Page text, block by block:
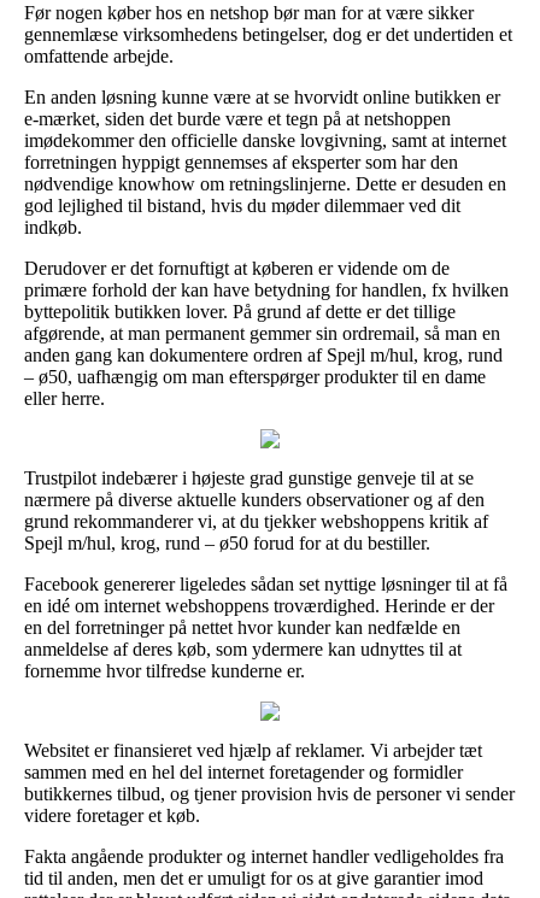
Før nogen køber hos en netshop bør man for at være sikker
gennemlæse virksomhedens betingelser, dog er det undertiden et
omfattende arbejde.
En anden løsning kunne være at se hvorvidt online butikken er
e-mærket, siden det burde være et tegn på at netshoppen
imødekommer den officielle danske lovgivning, samt at internet
forretningen hyppigt gennemses af eksperter som har den
nødvendige knowhow om retningslinjerne. Dette er desuden en
god lejlighed til bistand, hvis du møder dilemmaer ved dit
indkøb.
Derudover er det fornuftigt at køberen er vidende om de
primære forhold der kan have betydning for handlen, fx hvilken
byttepolitik butikken lover. På grund af dette er det tillige
afgørende, at man permanent gemmer sin ordremail, så man en
anden gang kan dokumentere ordren af Spejl m/hul, krog, rund
– ø50, uafhængig om man efterspørger produkter til en dame
eller herre.
Trustpilot indebærer i højeste grad gunstige genveje til at se
nærmere på diverse aktuelle kunders observationer og af den
grund rekommanderer vi, at du tjekker webshoppens kritik af
Spejl m/hul, krog, rund – ø50 forud for at du bestiller.
Facebook genererer ligeledes sådan set nyttige løsninger til at få
en idé om internet webshoppens troværdighed. Herinde er der
en del forretninger på nettet hvor kunder kan nedfælde en
anmeldelse af deres køb, som ydermere kan udnyttes til at
fornemme hvor tilfredse kunderne er.
Websitet er finansieret ved hjælp af reklamer. Vi arbejder tæt
sammen med en hel del internet foretagender og formidler
butikkernes tilbud, og tjener provision hvis de personer vi sender
videre foretager et køb.
Fakta angående produkter og internet handler vedligeholdes fra
tid til anden, men det er umuligt for os at give garantier imod